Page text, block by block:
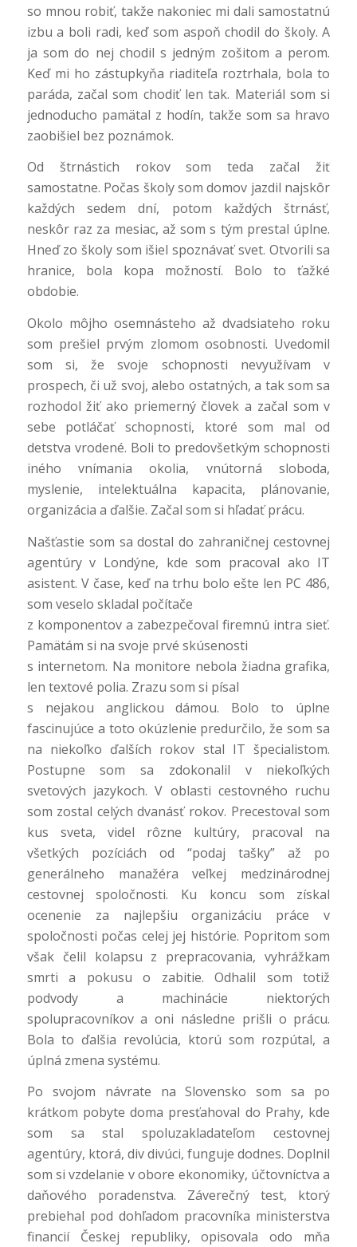
so mnou robiť, takže nakoniec mi dali samostatnú
izbu a boli radi, keď som aspoň chodil do školy. A
ja som do nej chodil s jedným zošitom a perom.
Keď mi ho zástupkyňa riaditeľa roztrhala, bola to
paráda, začal som chodiť len tak. Materiál som si
jednoducho pamätal z hodín, takže som sa hravo
zaobišiel bez poznámok.
Od štrnástich rokov som teda začal žiť
samostatne. Počas školy som domov jazdil najskôr
každých sedem dní, potom každých štrnásť,
neskôr raz za mesiac, až som s tým prestal úplne.
Hneď zo školy som išiel spoznávať svet. Otvorili sa
hranice, bola kopa možností. Bolo to ťažké
obdobie.
Okolo môjho osemnásteho až dvadsiateho roku
som prešiel prvým zlomom osobnosti. Uvedomil
som si, že svoje schopnosti nevyužívam v
prospech, či už svoj, alebo ostatných, a tak som sa
rozhodol žiť ako priemerný človek a začal som v
sebe potláčať schopnosti, ktoré som mal od
detstva vrodené. Boli to predovšetkým schopnosti
iného vnímania okolia, vnútorná sloboda,
myslenie, intelektuálna kapacita, plánovanie,
organizácia a ďalšie. Začal som si hľadať prácu.
Našťastie som sa dostal do zahraničnej cestovnej
agentúry v Londýne, kde som pracoval ako IT
asistent. V čase, keď na trhu bolo ešte len PC 486,
som veselo skladal počítače
z komponentov a zabezpečoval firemnú intra sieť.
Pamätám si na svoje prvé skúsenosti
s internetom. Na monitore nebola žiadna grafika,
len textové polia. Zrazu som si písal
s nejakou anglickou dámou. Bolo to úplne
fascinujúce a toto okúzlenie predurčilo, že som sa
na niekoľko ďalších rokov stal IT špecialistom.
Postupne som sa zdokonalil v niekoľkých
svetových jazykoch. V oblasti cestovného ruchu
som zostal celých dvanásť rokov. Precestoval som
kus sveta, videl rôzne kultúry, pracoval na
všetkých pozíciách od “podaj tašky” až po
generálneho manažéra veľkej medzinárodnej
cestovnej spoločnosti. Ku koncu som získal
ocenenie za najlepšiu organizáciu práce v
spoločnosti počas celej jej histórie. Popritom som
však čelil kolapsu z prepracovania, vyhrážkam
smrti a pokusu o zabitie. Odhalil som totiž
podvody a machinácie niektorých
spolupracovníkov a oni následne prišli o prácu.
Bola to ďalšia revolúcia, ktorú som rozpútal, a
úplná zmena systému.
Po svojom návrate na Slovensko som sa po
krátkom pobyte doma presťahoval do Prahy, kde
som sa stal spoluzakladateľom cestovnej
agentúry, ktorá, div divúci, funguje dodnes. Doplnil
som si vzdelanie v obore ekonomiky, účtovníctva a
daňového poradenstva. Záverečný test, ktorý
prebiehal pod dohľadom pracovníka ministerstva
financií Českej republiky, opisovala odo mňa